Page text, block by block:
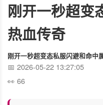
刚开一秒超变
热血传奇
刚开一秒超变态私服闪避和命中
2026-05-22 13:27:05
66